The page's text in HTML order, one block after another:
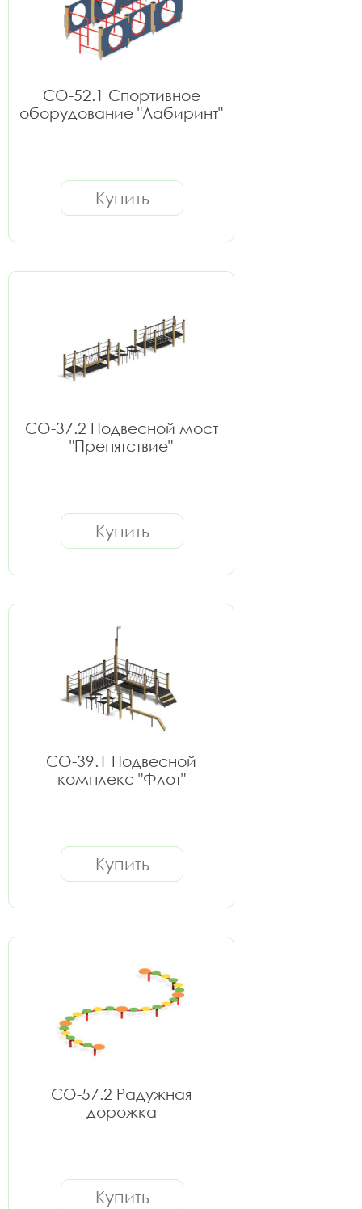
СО-52.1 Спортивное
оборудование "Лабиринт"
Купить
СО-37.2 Подвесной мост
"Препятствие"
Купить
СО-39.1 Подвесной
комплекс "Флот"
Купить
СО-57.2 Радужная
дорожка
Купить